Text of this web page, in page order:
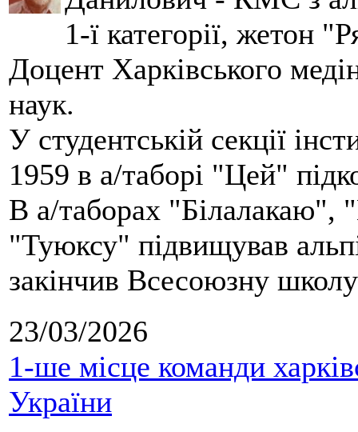
1-ї категорії, жетон
Доцент Харківського
наук.
У студентській секції
1959 в а/таборі "Цей"
В а/таборах "Білалакаю",
"Туюксу" підвищував
закінчив Всесоюзну
23/03/2026
1-ше місце команди
України